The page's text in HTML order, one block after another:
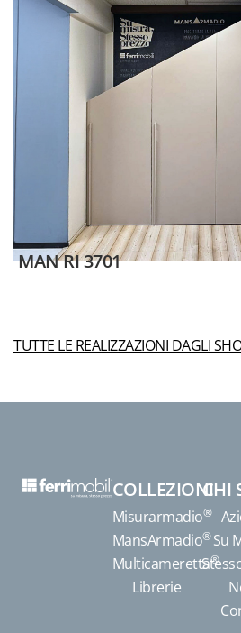
MAN RI 3701
TUTTE LE REALIZZAZIONI DAGLI
COLLEZIONI
Misurarmadio®
MansArmadio®
Multicameretta®
Librerie
CHI
Su